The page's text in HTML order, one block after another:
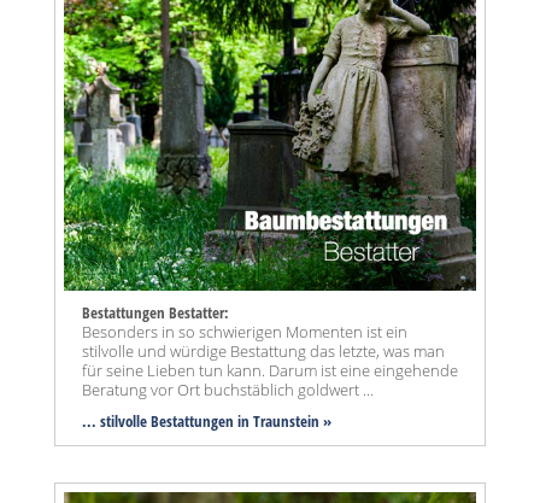
Bestattungen Bestatter:
Besonders in so schwierigen Momenten ist ein
stilvolle und würdige Bestattung das letzte, was man
für seine Lieben tun kann. Darum ist eine eingehende
Beratung vor Ort buchstäblich goldwert ...
... stilvolle Bestattungen in Traunstein »